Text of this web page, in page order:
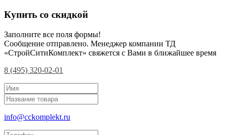
Купить со скидкой
Заполните все поля формы!
Сообщение отправлено. Менеджер компании ТД
«СтройСитиКомплект» свяжется с Вами в ближайшее время
8 (495) 320-02-01
info@cckomplekt.ru